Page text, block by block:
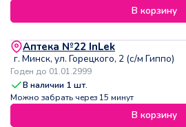
В корзину
Аптека №22 InLek
г. Минск, ул. Горецкого, 2 (с/м Гиппо)
Годен до 01.01.2999
В наличии 1 шт.
Можно забрать через 15 минут
В корзину